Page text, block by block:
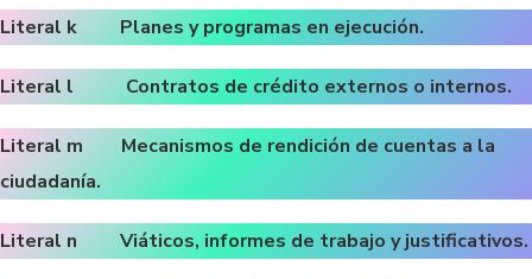
Literal k Planes y programas en ejecución.
Literal l Contratos de crédito externos o internos.
Literal m Mecanismos de rendición de cuentas a la
ciudadanía.
Literal n Viáticos, informes de trabajo y justificativos.